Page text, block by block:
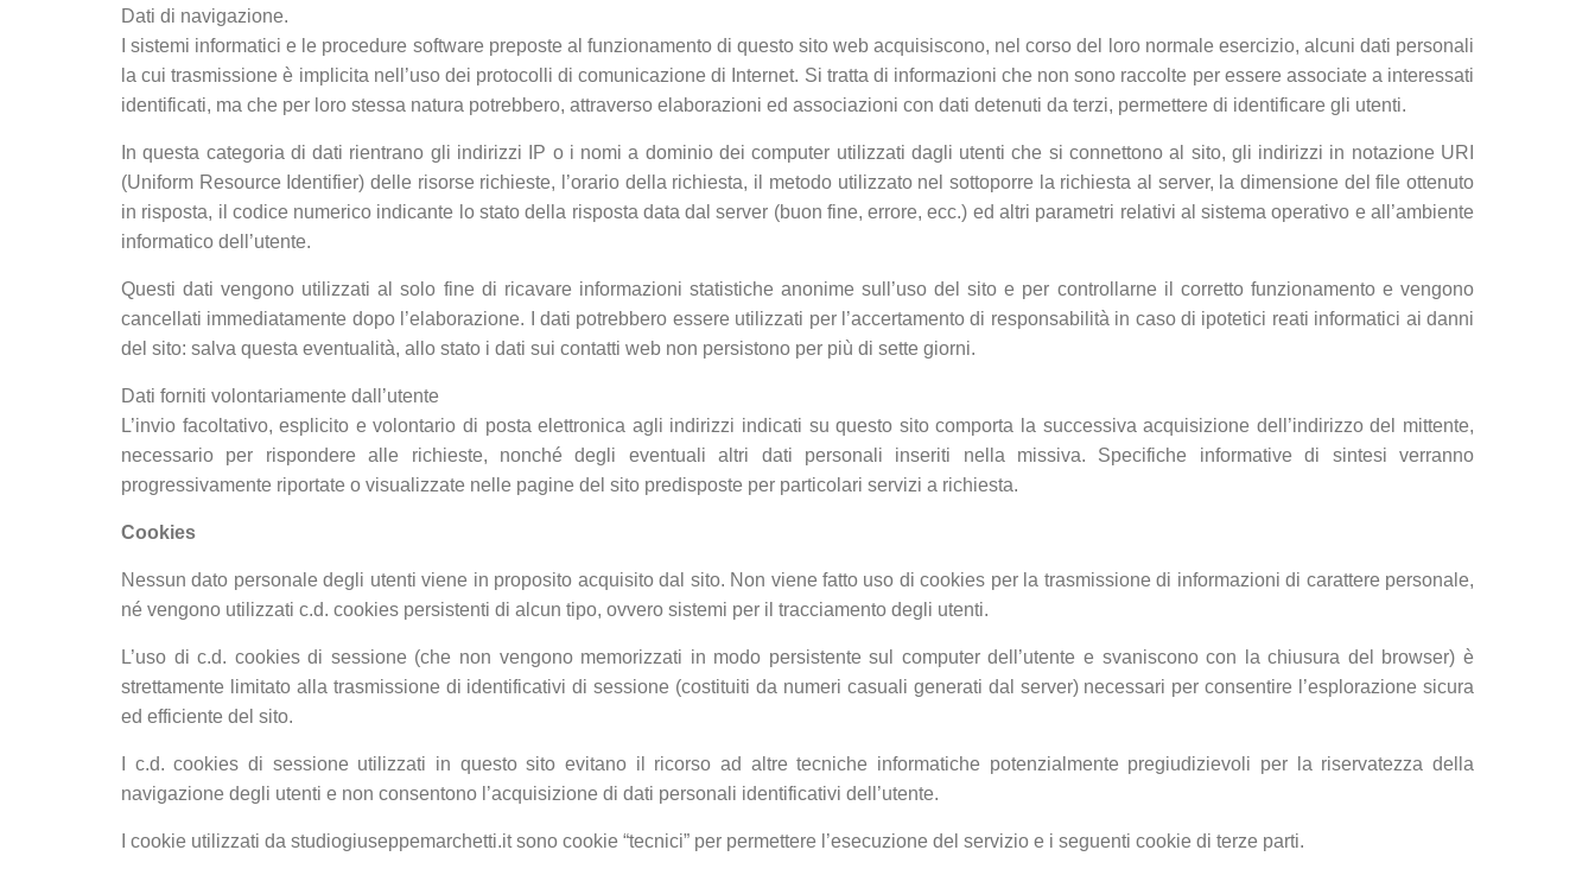
Dati di navigazione.
I sistemi informatici e le procedure software preposte al funzionamento di questo sito web acquisiscono, nel corso del loro normale esercizio, alcuni dati personali
la cui trasmissione è implicita nell’uso dei protocolli di comunicazione di Internet. Si tratta di informazioni che non sono raccolte per essere associate a interessati
identificati, ma che per loro stessa natura potrebbero, attraverso elaborazioni ed associazioni con dati detenuti da terzi, permettere di identificare gli utenti.
In questa categoria di dati rientrano gli indirizzi IP o i nomi a dominio dei computer utilizzati dagli utenti che si connettono al sito, gli indirizzi in notazione URI
(Uniform Resource Identifier) delle risorse richieste, l’orario della richiesta, il metodo utilizzato nel sottoporre la richiesta al server, la dimensione del file ottenuto
in risposta, il codice numerico indicante lo stato della risposta data dal server (buon fine, errore, ecc.) ed altri parametri relativi al sistema operativo e all’ambiente
informatico dell’utente.
Questi dati vengono utilizzati al solo fine di ricavare informazioni statistiche anonime sull’uso del sito e per controllarne il corretto funzionamento e vengono
cancellati immediatamente dopo l’elaborazione. I dati potrebbero essere utilizzati per l’accertamento di responsabilità in caso di ipotetici reati informatici ai danni
del sito: salva questa eventualità, allo stato i dati sui contatti web non persistono per più di sette giorni.
Dati forniti volontariamente dall’utente
L’invio facoltativo, esplicito e volontario di posta elettronica agli indirizzi indicati su questo sito comporta la successiva acquisizione dell’indirizzo del mittente,
necessario per rispondere alle richieste, nonché degli eventuali altri dati personali inseriti nella missiva. Specifiche informative di sintesi verranno
progressivamente riportate o visualizzate nelle pagine del sito predisposte per particolari servizi a richiesta.
Cookies
Nessun dato personale degli utenti viene in proposito acquisito dal sito. Non viene fatto uso di cookies per la trasmissione di informazioni di carattere personale,
né vengono utilizzati c.d. cookies persistenti di alcun tipo, ovvero sistemi per il tracciamento degli utenti.
L’uso di c.d. cookies di sessione (che non vengono memorizzati in modo persistente sul computer dell’utente e svaniscono con la chiusura del browser) è
strettamente limitato alla trasmissione di identificativi di sessione (costituiti da numeri casuali generati dal server) necessari per consentire l’esplorazione sicura
ed efficiente del sito.
I c.d. cookies di sessione utilizzati in questo sito evitano il ricorso ad altre tecniche informatiche potenzialmente pregiudizievoli per la riservatezza della
navigazione degli utenti e non consentono l’acquisizione di dati personali identificativi dell’utente.
I cookie utilizzati da studiogiuseppemarchetti.it sono cookie “tecnici” per permettere l’esecuzione del servizio e i seguenti cookie di terze parti.